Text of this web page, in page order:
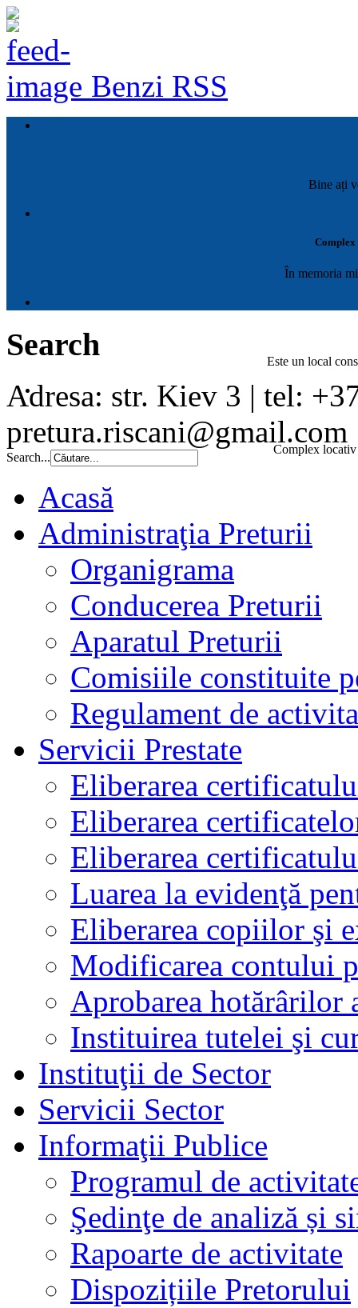
Benzi RSS
Bine ați
În memoria
Este un local
Complex
Search
Adresa: str. Kiev 3 | tel:
pretura.riscani@gmail.com
Search...
Acasă
Administraţia Preturii
Organigrama
Conducerea Preturii
Aparatul Preturii
Comisiile constituite
Regulament de
Servicii Prestate
Eliberarea
Eliberarea
Eliberarea
Luarea la evidenţă
Eliberarea copiilor şi
Modificarea contului
Aprobarea hotărârilor
Instituirea tutelei şi
Instituţii de Sector
Servicii Sector
Informaţii Publice
Programul de
Şedinţe de analiză și
Rapoarte de activitate
Dispozițiile Pretorului